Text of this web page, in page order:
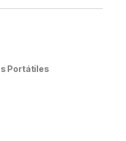
Portátiles